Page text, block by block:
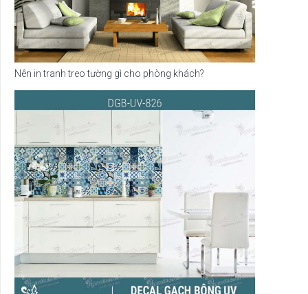
Nên in tranh treo tường gì cho phòng khách?